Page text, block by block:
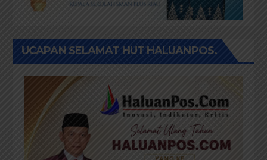
UCAPAN SELAMAT HUT HALUANPOS.